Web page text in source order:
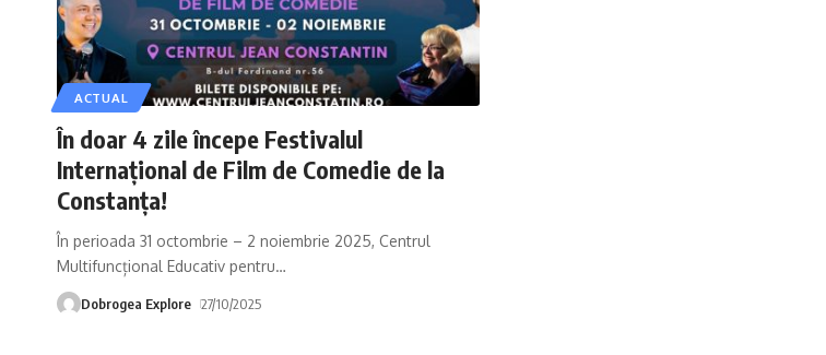
ACTUAL
În doar 4 zile începe Festivalul
Internațional de Film de Comedie de la
Constanța!
În perioada 31 octombrie – 2 noiembrie 2025, Centrul
Multifuncțional Educativ pentru…
Dobrogea Explore 27/10/2025